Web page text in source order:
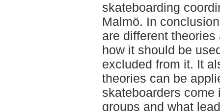
skateboarding
Malmö. In
are different
how it should be
excluded from it. It
theories can be
skateboarders
groups and what